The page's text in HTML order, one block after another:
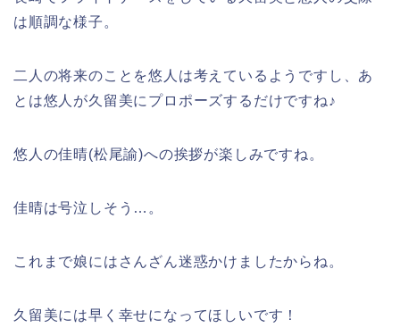
は順調な様子。
二人の将来のことを悠人は考えているようですし、あ
とは悠人が久留美にプロポーズするだけですね♪
悠人の佳晴(松尾諭)への挨拶が楽しみですね。
佳晴は号泣しそう…。
これまで娘にはさんざん迷惑かけましたからね。
久留美には早く幸せになってほしいです！